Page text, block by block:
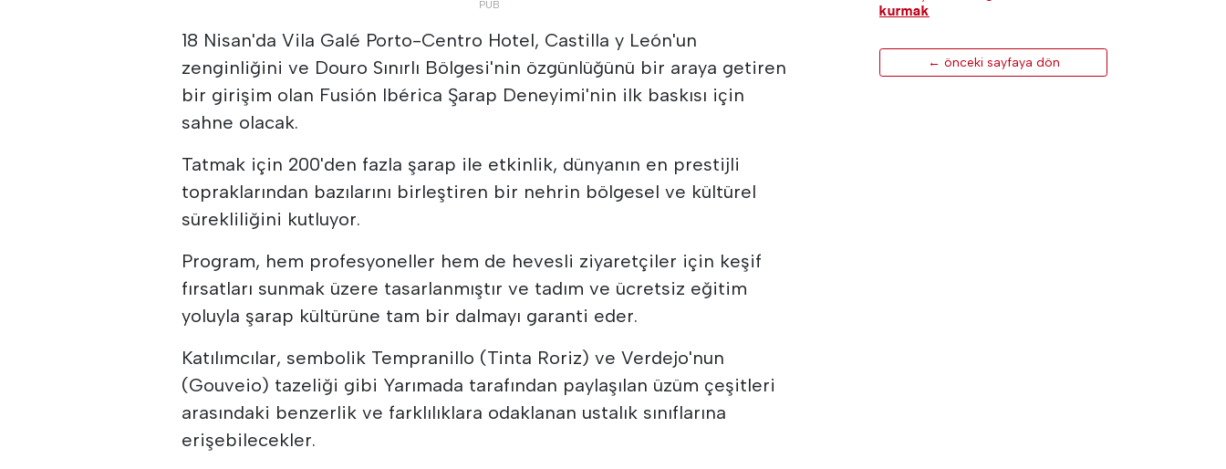
18 Nisan'da Vila Galé Porto-Centro Hotel, Castilla y León'un
zenginliğini ve Douro Sınırlı Bölgesi'nin özgünlüğünü bir araya getiren
bir girişim olan Fusión Ibérica Şarap Deneyimi'nin ilk baskısı için
sahne olacak.
Tatmak için 200'den fazla şarap ile etkinlik, dünyanın en prestijli
topraklarından bazılarını birleştiren bir nehrin bölgesel ve kültürel
sürekliliğini kutluyor.
Program, hem profesyoneller hem de hevesli ziyaretçiler için keşif
fırsatları sunmak üzere tasarlanmıştır ve tadım ve ücretsiz eğitim
yoluyla şarap kültürüne tam bir dalmayı garanti eder.
Katılımcılar, sembolik Tempranillo (Tinta Roriz) ve Verdejo'nun
(Gouveio) tazeliği gibi Yarımada tarafından paylaşılan üzüm çeşitleri
arasındaki benzerlik ve farklılıklara odaklanan ustalık sınıflarına
erişebilecekler.
kurmak
← önceki sayfaya dön